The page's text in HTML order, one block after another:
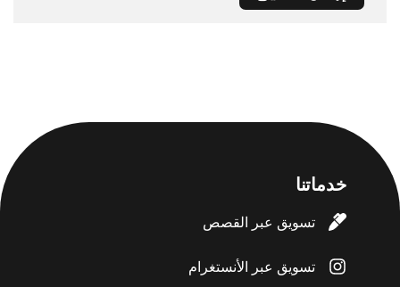
خدماتنا
تسويق عبر القصص
تسويق عبر الأنستغرام